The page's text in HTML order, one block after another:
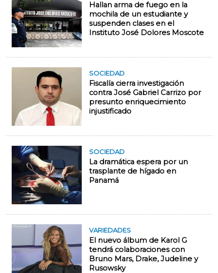
Hallan arma de fuego en la
mochila de un estudiante y
suspenden clases en el
Instituto José Dolores Moscote
SOCIEDAD
Fiscalía cierra investigación
contra José Gabriel Carrizo por
presunto enriquecimiento
injustificado
SOCIEDAD
La dramática espera por un
trasplante de hígado en
Panamá
VARIEDADES
El nuevo álbum de Karol G
tendrá colaboraciones con
Bruno Mars, Drake, Judeline y
Rusowsky